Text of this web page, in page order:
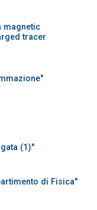
magnetic
tracer
(1)"
di Fisica"